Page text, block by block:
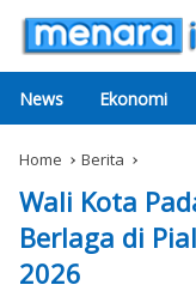
News Ekonomi
Home Berita
Wali Kota
Berlaga di
2026